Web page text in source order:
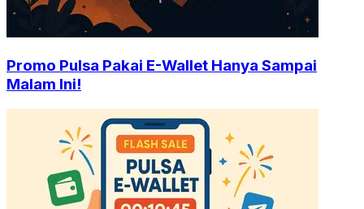
Promo Pulsa Pakai E-Wallet Hanya Sampai
Malam Ini!